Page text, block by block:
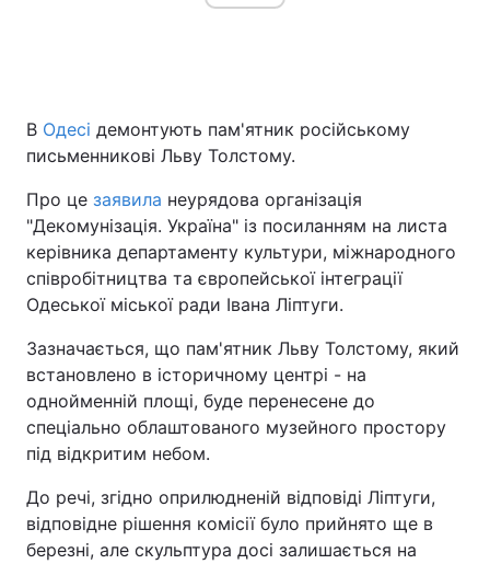
В Одесі демонтують пам'ятник російському
письменникові Льву Толстому.
Про це заявила неурядова організація
"Декомунізація. Україна" із посиланням на листа
керівника департаменту культури, міжнародного
співробітництва та європейської інтеграції
Одеської міської ради Івана Ліптуги.
Зазначається, що пам'ятник Льву Толстому, який
встановлено в історичному центрі - на
однойменній площі, буде перенесене до
спеціально облаштованого музейного простору
під відкритим небом.
До речі, згідно оприлюдненій відповіді Ліптуги,
відповідне рішення комісії було прийнято ще в
березні, але скульптура досі залишається на